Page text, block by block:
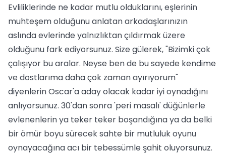
Evliliklerinde ne kadar mutlu olduklarını, eşlerinin
muhteşem olduğunu anlatan arkadaşlarınızın
aslında evlerinde yalnızlıktan çıldırmak üzere
olduğunu fark ediyorsunuz. Size gülerek, "Bizimki çok
çalışıyor bu aralar. Neyse ben de bu sayede kendime
ve dostlarıma daha çok zaman ayırıyorum"
diyenlerin Oscar'a aday olacak kadar iyi oynadığını
anlıyorsunuz. 30'dan sonra 'peri masalı' düğünlerle
evlenenlerin ya teker teker boşandığına ya da belki
bir ömür boyu sürecek sahte bir mutluluk oyunu
oynayacağına acı bir tebessümle şahit oluyorsunuz.